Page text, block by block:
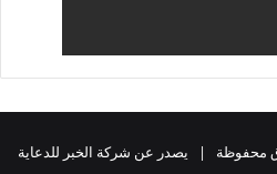
جميع الحقوق محفوظة | يصدر عن شركة الخبر للدعاية